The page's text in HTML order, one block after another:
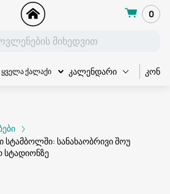
0
ყველა ქალაქი კალენდარი
სტამბოლში: სანახაობრივი შოუ